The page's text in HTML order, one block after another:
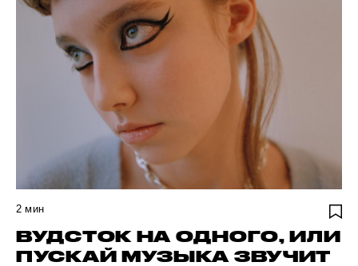
2 мин
ВУДСТОК НА ОДНОГО, ИЛИ
ПУСКАЙ МУЗЫКА ЗВУЧИТ